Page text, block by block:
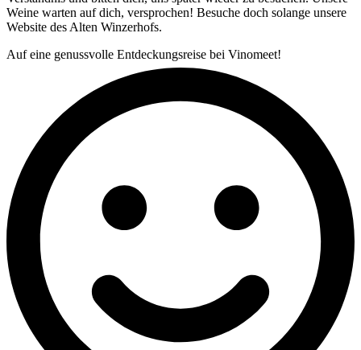
Weine warten auf dich, versprochen! Besuche doch solange unsere
Website des Alten Winzerhofs.
Auf eine genussvolle Entdeckungsreise bei Vinomeet!